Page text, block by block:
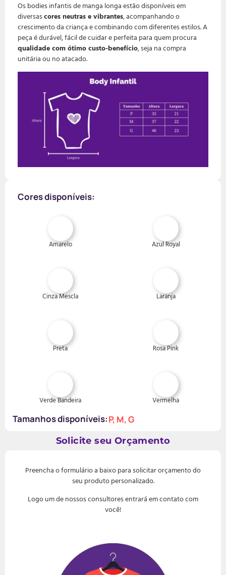
Os bodies infantis de manga longa estão disponíveis em
diversascores neutras e vibrantes, acompanhando o
crescimento da criança e combinando com diferentes estilos. A
peça é durável, fácil de cuidar e perfeita para quem procura
qualidade com ótimo custo-benefício, seja na compra
unitária ou no atacado.
Cores disponíveis:
Amarelo Azul Royal
Cinza Mescla Laranja
Preta Rosa Pink
Verde Bandeira Vermelha
Tamanhos disponíveis:P, M, G
Solicite seu Orçamento
Preencha o formulário a baixo para solicitar orçamento do
seu produto personalizado.
Logo um de nossos consultores entrará em contato com
você!